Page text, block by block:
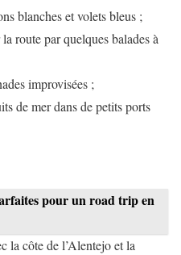
blanches et volets bleus ;
route par quelques balades à
improvisées ;
de mer dans de petits ports
pour un road trip en
la côte de l’Alentejo et la